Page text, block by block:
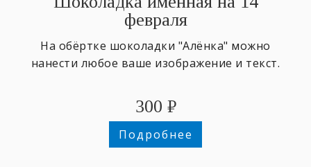
февраля
На обёртке шоколадки "Алёнка" можно
нанести любое ваше изображение и текст.
300 ₽
Подробнее